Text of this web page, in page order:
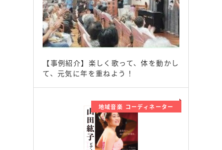
【事例紹介】楽しく歌って、体を動かし
て、元気に年を重ねよう！
地域音楽 コーディネーター